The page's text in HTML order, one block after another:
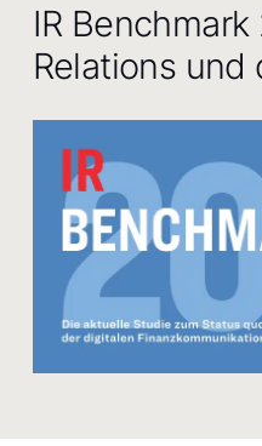
IR
Relations und